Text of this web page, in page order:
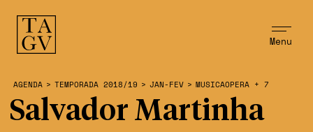
Menu
AGENDA > TEMPORADA 2018/19 > JAN-FEV > MUSICAOPERA + 7
Salvador Martinha